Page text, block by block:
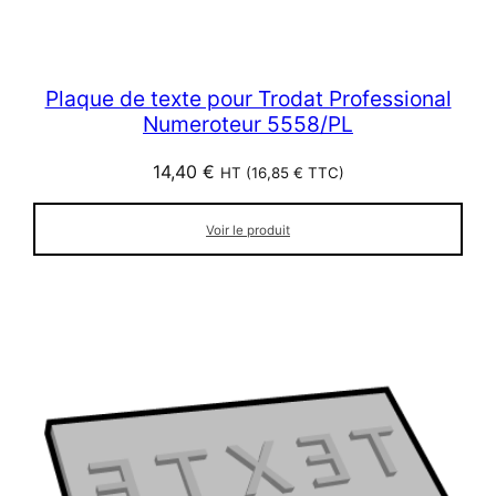
Plaque de texte pour Trodat Professional
Numeroteur 5558/PL
14,40 € HT (16,85 € TTC)
Voir le produit